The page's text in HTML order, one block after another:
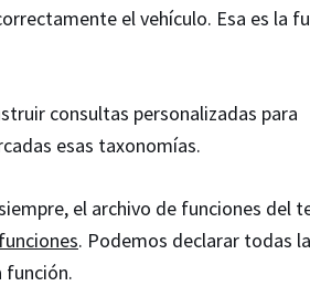
el vehículo. Esa es la
consultas personalizadas para
esas taxonomías.
el archivo de funciones del
. Podemos declarar todas
función.